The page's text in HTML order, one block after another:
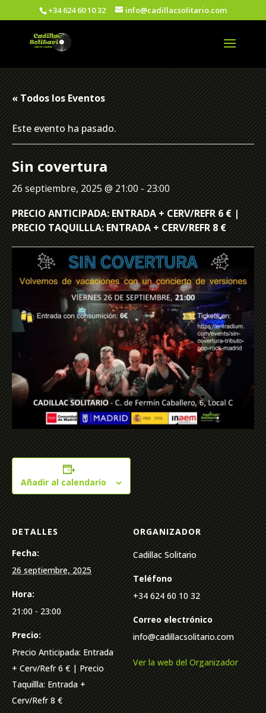
+34 624 60 10 32 info@cadillacsolitario.com
« Todos los Eventos
Este evento ha pasado.
Sin covertura
26 septiembre, 2025 @ 21:00-23:00
PRECIO ANTICIPADA: ENTRADA + CERV/REFR 6 € |
PRECIO TAQUILLLA: ENTRADA + CERV/REFR 8 €
Añadir al calendario
DETALLES
Fecha:
26 septiembre, 2025
Hora:
21:00 - 23:00
Precio:
Precio Anticipada: Entrada
+ Cerv/Refr 6 € | Precio
Taquillla: Entrada +
Cerv/Refr 8 €
ORGANIZADOR
Cadillac Solitario
Teléfono
+34 624 60 10 32
Correo electrónico
info@cadillacsolitario.com
Ver la web del Organizador